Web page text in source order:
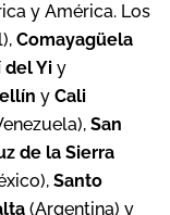
y América. Los
Comayagüela
del Yi y
y Cali
San
de la Sierra
Santo
(Argentina) y